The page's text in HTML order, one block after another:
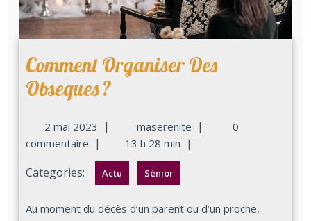
Comment Organiser Des
Obseques ?
2 mai 2023 | maserenite |
0
commentaire | 13 h 28 min |
Categories: Actu Sénior
Au moment du décès d’un parent ou d’un proche,